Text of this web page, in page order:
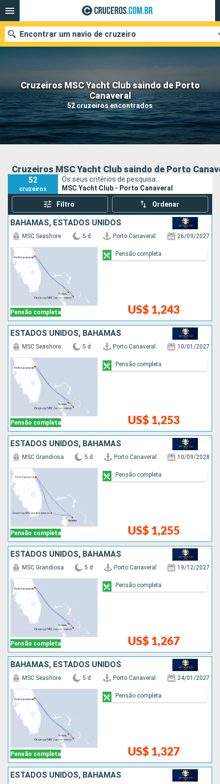
Cruzeiros MSC Yacht Club saindo de Porto
Canaveral
52 cruzeiros encontrados
Encontrar um navio de cruzeiro
Quando ir?
Data de partida
Cidades Companhias
Cruzeiros MSC Yacht Club saindo de Porto
52
cruzeiros
Os seus critérios de pesquisa:
MSC Yacht Club - Porto Canaveral
Filtro Ordenar
BAHAMAS, ESTADOS UNIDOS
Pensão completa
MSC Seashore 5 d Porto Canaveral 26/09/2027
US$ 1,243
Pensão completa
ESTADOS UNIDOS, BAHAMAS
Pensão completa
MSC Seashore 5 d Porto Canaveral 10/01/2027
US$ 1,253
Pensão completa
ESTADOS UNIDOS, BAHAMAS
Pensão completa
MSC Grandiosa 5 d Porto Canaveral 10/09/2028
US$ 1,255
Pensão completa
ESTADOS UNIDOS, BAHAMAS
Pensão completa
MSC Grandiosa 5 d Porto Canaveral 19/12/2027
US$ 1,267
Pensão completa
BAHAMAS, ESTADOS UNIDOS
Pensão completa
MSC Seashore 5 d Porto Canaveral 24/01/2027
US$ 1,327
Pensão completa
ESTADOS UNIDOS, BAHAMAS